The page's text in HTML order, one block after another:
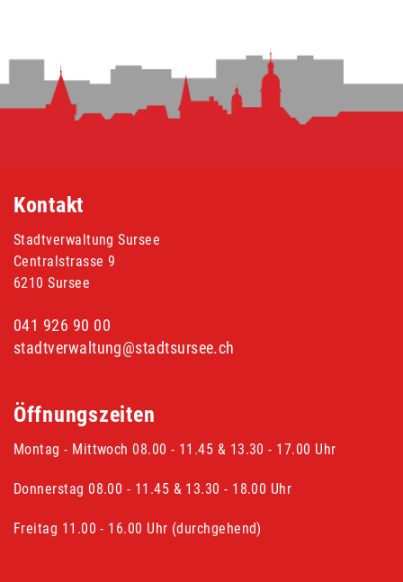
Kontakt
Stadtverwaltung Sursee
Centralstrasse 9
6210 Sursee
041 926 90 00
stadtverwaltung@stadtsursee.ch
Öffnungszeiten
Montag - Mittwoch 08.00 - 11.45 & 13.30 - 17.00 Uhr
Donnerstag 08.00 - 11.45 & 13.30 - 18.00 Uhr
Freitag 11.00 - 16.00 Uhr (durchgehend)